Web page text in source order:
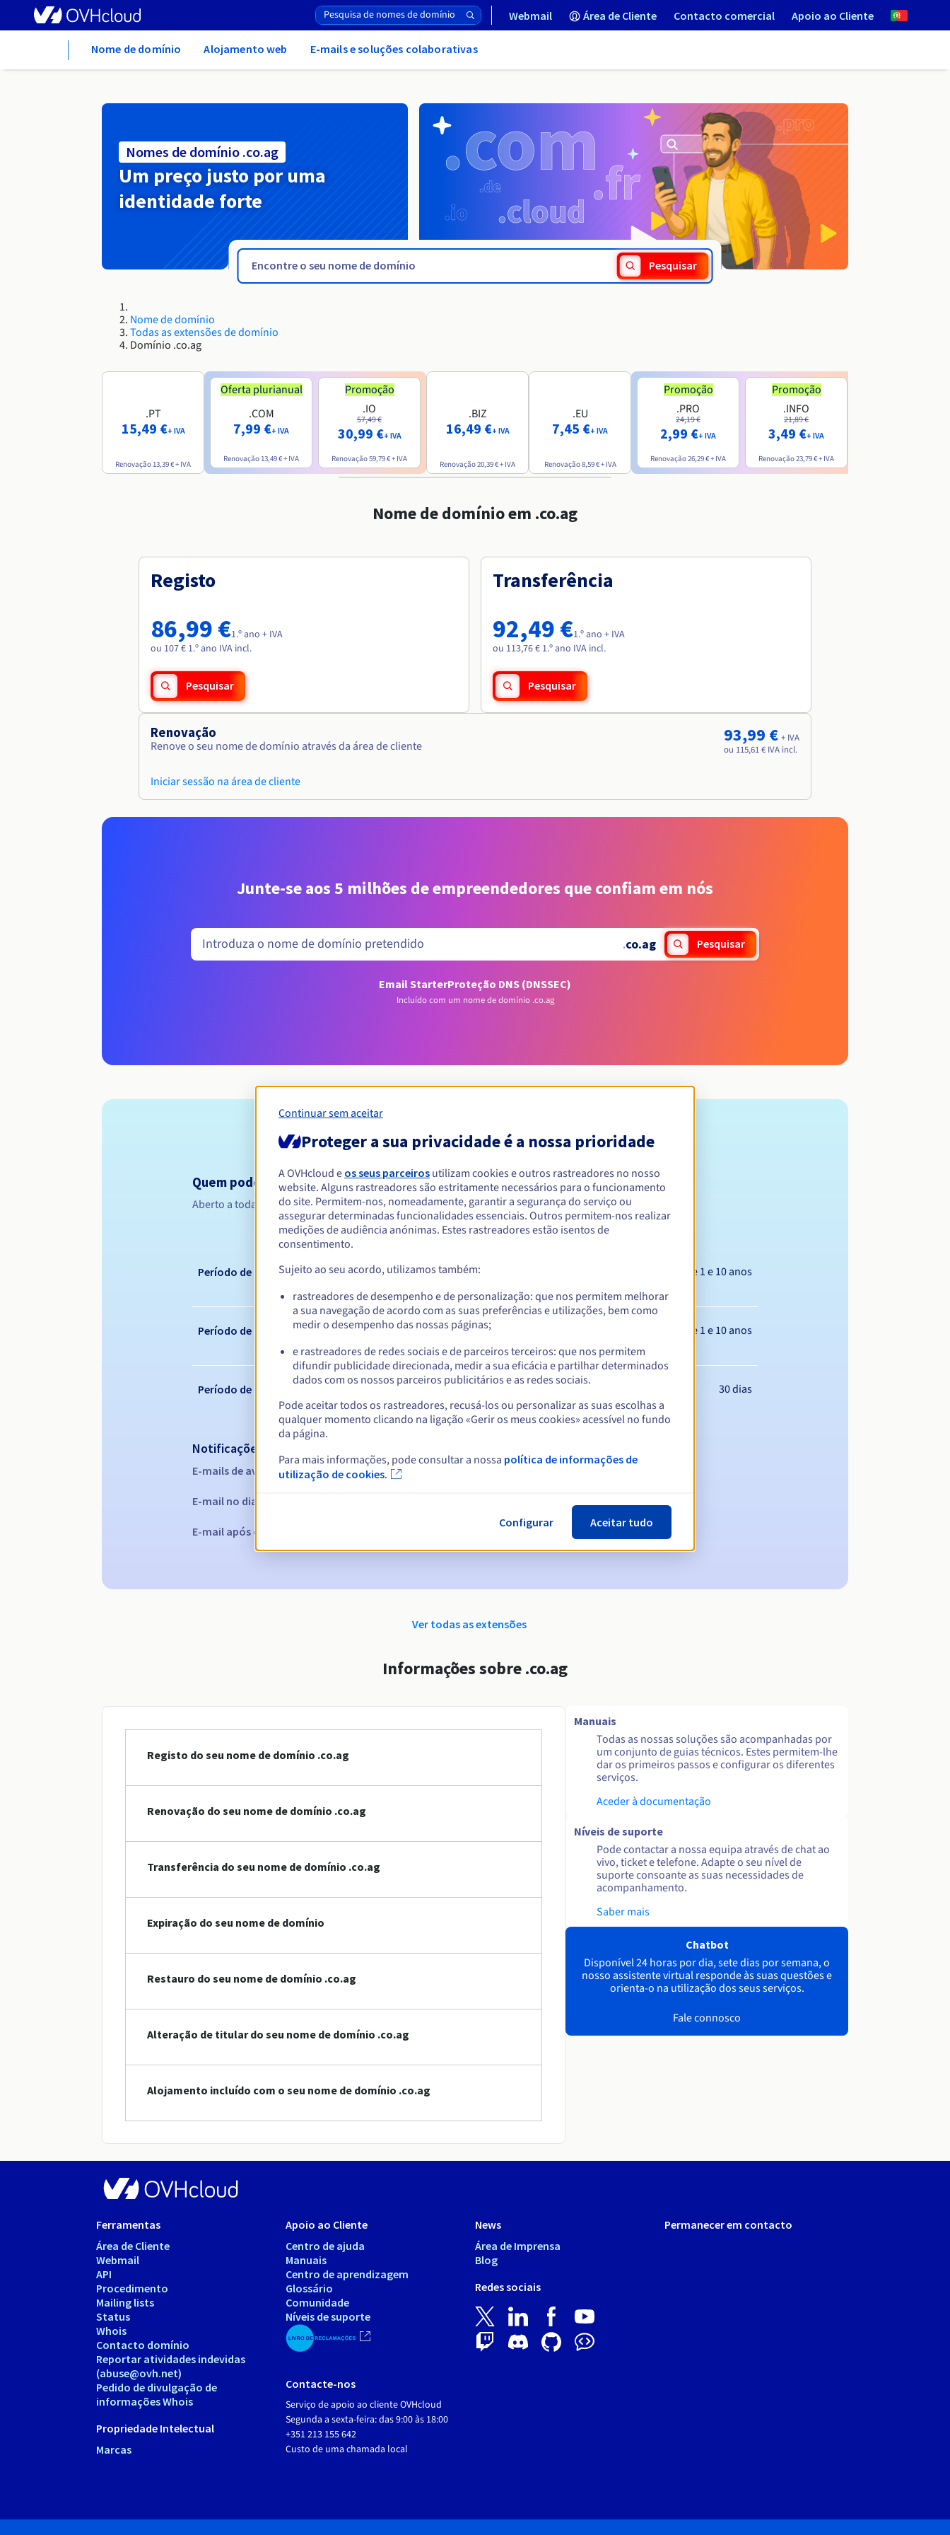
Webmail Área de Cliente Contacto comercial Apoio ao Cliente
Nome de domínio Alojamento web E-mails e soluções colaborativas
Nomes de domínio .co.ag
Um preço justo por uma
identidade forte
Pesquisar
Nome de domínio
Todas as extensões de domínio
Domínio .co.ag
.PT
15,49 €+ IVA
Renovação 13,39 €+ IVA
Oferta plurianual
.COM
7,99 €+ IVA
Renovação 13,49 €+ IVA
Promoção
.IO
57,49 €
30,99 €+ IVA
Renovação59,79 €+ IVA
.BIZ
16,49 €+ IVA
Renovação20,39 €+ IVA
.EU
7,45 €+ IVA
Renovação8,59 €+ IVA
Promoção
.PRO
24,19 €
2,99 €+ IVA
Renovação26,29 €+ IVA
Promoção
.INFO
21,89 €
3,49 €+ IVA
Renovação23,79 €+ IVA
Nome de domínio em .co.ag
Registo
86,99 €1.º ano + IVA
ou 107 € 1.º ano IVA incl.
Pesquisar
Transferência
92,49 €1.º ano + IVA
ou 113,76 € 1.º ano IVA incl.
Pesquisar
Renovação
Renove o seu nome de domínio através da área de cliente
Iniciar sessão na área de cliente
93,99 € + IVA
ou 115,61 € IVA incl.
Junte-se aos 5 milhões de empreendedores que confiam em nós
.co.ag Pesquisar
Email StarterProteção DNS (DNSSEC)
Incluído com um nome de domínio .co.ag
Condições de elegibilidade
Quem pode registar um .co.ag?
Aberto a todas as pessoas singulares ou coletivas, sem restrição geográfica.
Regras de gestão e notificações
Período de registo Entre 1 e 10 anos
Período de renovação Entre 1 e 10 anos
Período de redenção 30 dias
Notificações automáticas:
E-mails de aviso: 60, 30, 15, 7 e 3 dias antes da data de expiração
E-mail no dia da expiração
E-mail após o Redemption Grace Period para notificar a eliminação do nome de domínio
Ver todas as extensões
Informações sobre .co.ag
Registo do seu nome de domínio .co.ag
Renovação do seu nome de domínio .co.ag
Transferência do seu nome de domínio .co.ag
Expiração do seu nome de domínio
Restauro do seu nome de domínio .co.ag
Alteração de titular do seu nome de domínio .co.ag
Alojamento incluído com o seu nome de domínio .co.ag
Manuais
Todas as nossas soluções são acompanhadas por
um conjunto de guias técnicos. Estes permitem-lhe
dar os primeiros passos e configurar os diferentes
serviços.
Aceder à documentação
Níveis de suporte
Pode contactar a nossa equipa através de chat ao
vivo, ticket e telefone. Adapte o seu nível de
suporte consoante as suas necessidades de
acompanhamento.
Saber mais
Chatbot
Disponível 24 horas por dia, sete dias por semana, o
nosso assistente virtual responde às suas questões e
orienta-o na utilização dos seus serviços.
Fale connosco
Ferramentas
Área de Cliente
Webmail
API
Procedimento
Mailing lists
Status
Whois
Contacto domínio
Reportar atividades indevidas
(abuse@ovh.net)
Pedido de divulgação de
informações Whois
Propriedade Intelectual
Marcas
Apoio ao Cliente
Centro de ajuda
Manuais
Centro de aprendizagem
Glossário
Comunidade
Níveis de suporte
Contacte-nos
Serviço de apoio ao cliente OVHcloud
Segunda a sexta-feira: das 9:00 às 18:00
+351 213 155 642
Custo de uma chamada local
News
Área de Imprensa
Blog
Redes sociais
Permanecer em contacto
Continuar sem aceitar
Proteger a sua privacidade é a nossa prioridade
A OVHcloud e os seus parceiros utilizam cookies e outros rastreadores no nosso
website. Alguns rastreadores são estritamente necessários para o funcionamento
do site. Permitem-nos, nomeadamente, garantir a segurança do serviço ou
assegurar determinadas funcionalidades essenciais. Outros permitem-nos realizar
medições de audiência anónimas. Estes rastreadores estão isentos de
consentimento.
Sujeito ao seu acordo, utilizamos também:
rastreadores de desempenho e de personalização: que nos permitem melhorar
a sua navegação de acordo com as suas preferências e utilizações, bem como
medir o desempenho das nossas páginas;
e rastreadores de redes sociais e de parceiros terceiros: que nos permitem
difundir publicidade direcionada, medir a sua eficácia e partilhar determinados
dados com os nossos parceiros publicitários e as redes sociais.
Pode aceitar todos os rastreadores, recusá-los ou personalizar as suas escolhas a
qualquer momento clicando na ligação «Gerir os meus cookies» acessível no fundo
da página.
Para mais informações, pode consultar a nossa política de informações de
utilização de cookies.
Configurar Aceitar tudo